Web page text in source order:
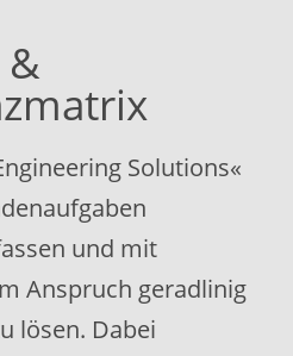
&
Solutions«
und mit
Anspruch geradlinig
lösen. Dabei